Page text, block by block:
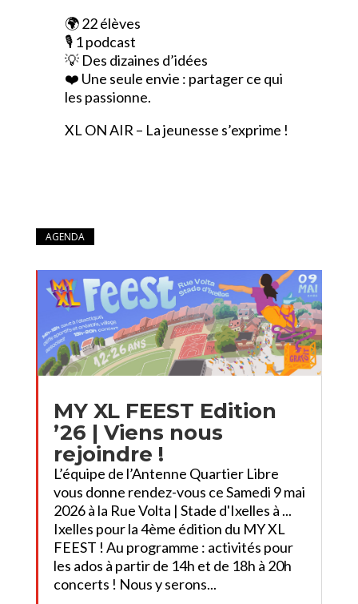
🌍 22 élèves
🎙️ 1 podcast
💡 Des dizaines d’idées
❤️ Une seule envie : partager ce qui
les passionne.
XL ON AIR – La jeunesse s’exprime !
AGENDA
MY XL FEEST Edition
’26 | Viens nous
rejoindre !
L’équipe de l’Antenne Quartier Libre
vous donne rendez-vous ce Samedi 9 mai
2026 à la Rue Volta | Stade d'Ixelles à ...
Ixelles pour la 4ème édition du MY XL
FEEST ! Au programme : activités pour
les ados à partir de 14h et de 18h à 20h
concerts ! Nous y serons...